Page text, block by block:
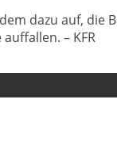
dazu auf, die
– KFR